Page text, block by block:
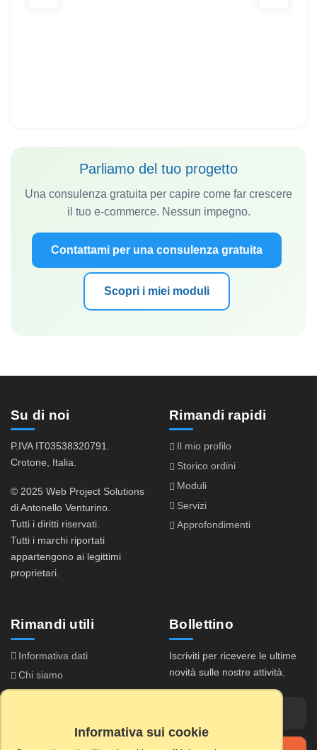
Informativa sui cookie
Parliamo del tuo progetto
Una consulenza gratuita per capire come far crescere
il tuo e-commerce. Nessun impegno.
Contattami per una consulenza gratuita
Scopri i miei moduli
Su di noi
P.IVA IT03538320791.
Crotone, Italia.
© 2025 Web Project Solutions
di Antonello Venturino.
Tutti i diritti riservati.
Tutti i marchi riportati
appartengono ai legittimi
proprietari.
Rimandi rapidi
Il mio profilo
Storico ordini
Moduli
Servizi
Approfondimenti
Rimandi utili
Informativa dati
Chi siamo
Registrazione licenza
Bollettino
Iscriviti per ricevere le ultime
novità sulle nostre attività.